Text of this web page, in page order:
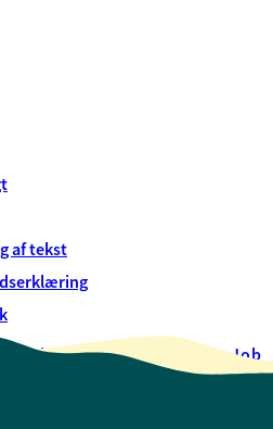
af tekst
Oversigt over selvbetjeningJob